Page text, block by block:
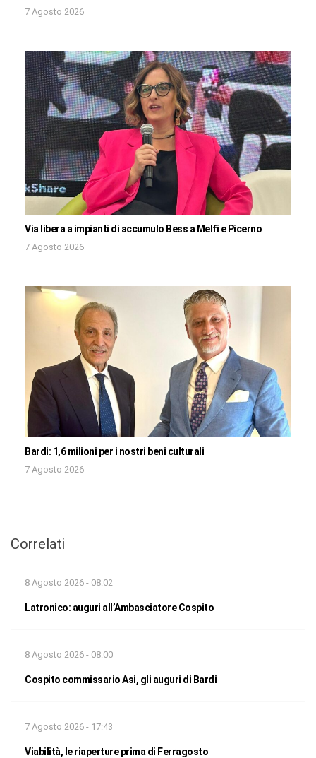
7 Agosto 2026
Via libera a impianti di accumulo Bess a Melfi e Picerno
7 Agosto 2026
Bardi: 1,6 milioni per i nostri beni culturali
7 Agosto 2026
Correlati
8 Agosto 2026 - 08:02
Latronico: auguri all’Ambasciatore Cospito
8 Agosto 2026 - 08:00
Cospito commissario Asi, gli auguri di Bardi
7 Agosto 2026 - 17:43
Viabilità, le riaperture prima di Ferragosto